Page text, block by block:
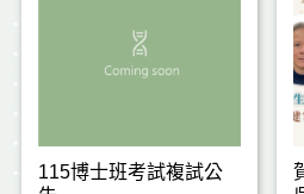
115博士班考試複試公